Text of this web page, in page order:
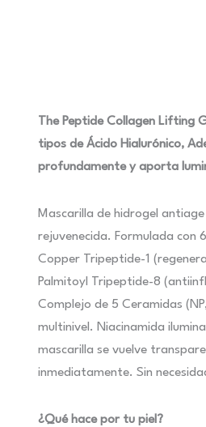
The Peptide Collagen Lifting
tipos de Ácido Hialurónico,
profundamente y aporta
Mascarilla de hidrogel
rejuvenecida. Formulada con
Copper Tripeptide-1
Palmitoyl Tripeptide-8
Complejo de 5 Ceramidas
multinivel. Niacinamida
mascarilla se vuelve
inmediatamente. Sin
¿Qué hace por tu piel?